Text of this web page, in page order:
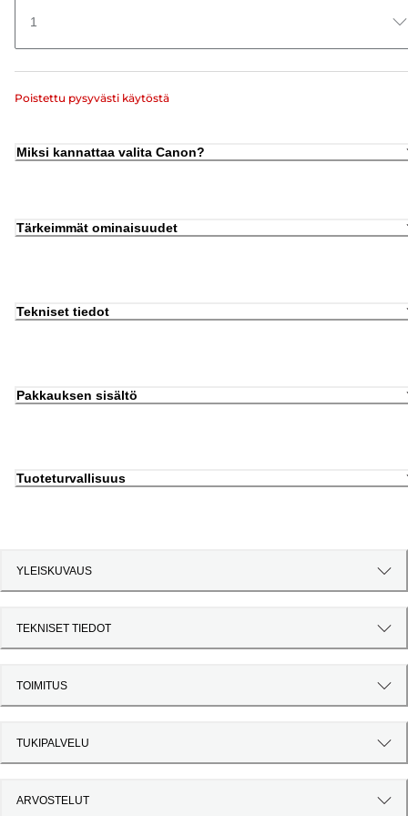
1
Poistettu pysyvästi käytöstä
Miksi kannattaa valita Canon?
Tärkeimmät ominaisuudet
Tekniset tiedot
Pakkauksen sisältö
Tuoteturvallisuus
YLEISKUVAUS
TEKNISET TIEDOT
TOIMITUS
TUKIPALVELU
ARVOSTELUT